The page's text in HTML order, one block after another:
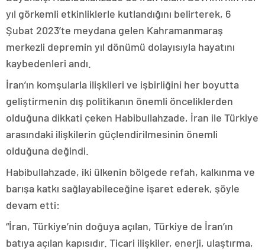
yıl görkemli etkinliklerle kutlandığını belirterek, 6
Şubat 2023’te meydana gelen Kahramanmaraş
merkezli depremin yıl dönümü dolayısıyla hayatını
kaybedenleri andı.
İran’ın komşularla ilişkileri ve işbirliğini her boyutta
geliştirmenin dış politikanın önemli önceliklerden
olduğuna dikkati çeken Habibullahzade, İran ile Türkiye
arasındaki ilişkilerin güçlendirilmesinin önemli
olduğuna değindi.
Habibullahzade, iki ülkenin bölgede refah, kalkınma ve
barışa katkı sağlayabileceğine işaret ederek, şöyle
devam etti:
“İran, Türkiye’nin doğuya açılan, Türkiye de İran’ın
batıya açılan kapısıdır. Ticari ilişkiler, enerji, ulaştırma,